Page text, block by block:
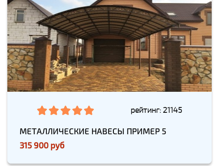
рейтинг: 21145
МЕТАЛЛИЧЕСКИЕ НАВЕСЫ ПРИМЕР 5
315 900 руб